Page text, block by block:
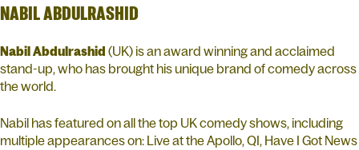
NABIL ABDULRASHID
Nabil Abdulrashid (UK) is an award winning and acclaimed
stand-up, who has brought his unique brand of comedy across
the world.
Nabil has featured on all the top UK comedy shows, including
multiple appearances on: Live at the Apollo, QI, Have I Got News